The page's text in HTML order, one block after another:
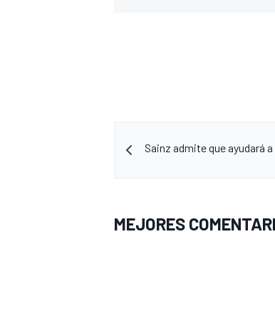
Sainz admite que ayudará
MEJORES